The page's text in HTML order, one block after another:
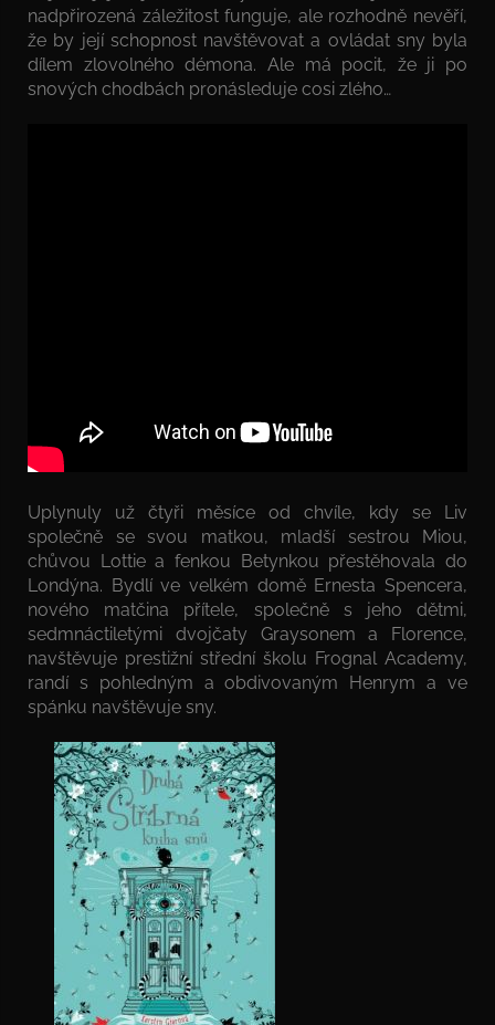
nadpřirozená záležitost funguje, ale rozhodně nevěří,
že by její schopnost navštěvovat a ovládat sny byla
dílem zlovolného démona. Ale má pocit, že ji po
snových chodbách pronásleduje cosi zlého…
Uplynuly už čtyři měsíce od chvíle, kdy se Liv
společně se svou matkou, mladší sestrou Miou,
chůvou Lottie a fenkou Betynkou přestěhovala do
Londýna. Bydlí ve velkém domě Ernesta Spencera,
nového matčina přítele, společně s jeho dětmi,
sedmnáctiletými dvojčaty Graysonem a Florence,
navštěvuje prestižní střední školu Frognal Academy,
randí s pohledným a obdivovaným Henrym a ve
spánku navštěvuje sny.